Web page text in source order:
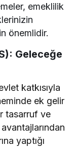
emeklilik
önemlidir.
Geleceğe
katkısıyla
ek gelir
tasarruf ve
yaptığı